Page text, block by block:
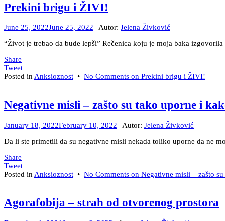
Prekini brigu i ŽIVI!
June 25, 2022June 25, 2022 | Autor: Jelena Živković
“Život je trebao da bude lepši” Rečenica koju je moja baka
Share
Tweet
Posted inAnksioznost • No Comments on Prekini brigu i ŽIVI!
Negativne misli – zašto su tako uporne i
January 18, 2022February 10, 2022 | Autor: Jelena Živković
Da li ste primetili da su negativne misli nekada toliko uporne da ne
Share
Tweet
Posted in Anksioznost • No Comments on Negativne misli – zašto
Agorafobija – strah od otvorenog prostora